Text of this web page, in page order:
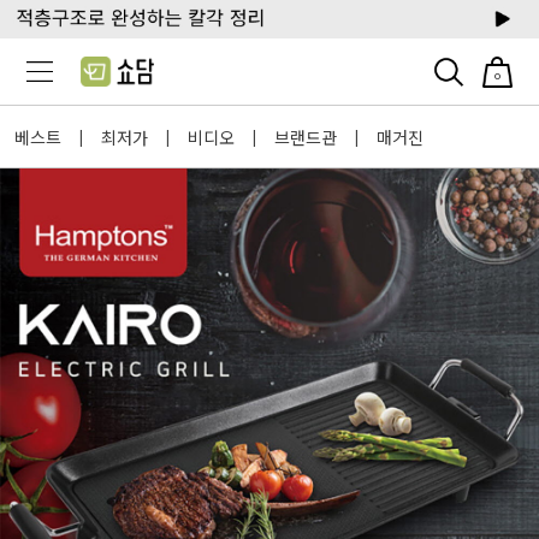
0
베스트 | 최저가 | 비디오 | 브랜드관 | 매거진